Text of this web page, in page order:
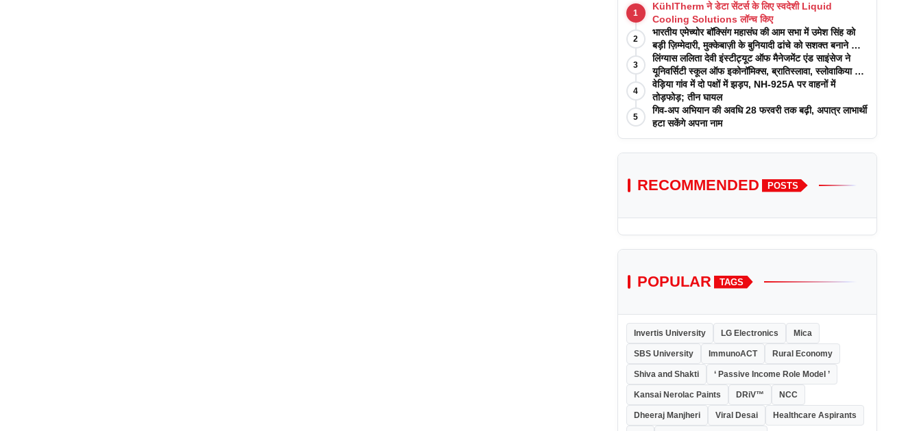
1
KühlTherm ने डेटा सेंटर्स के लिए स्वदेशी Liquid
Cooling Solutions लॉन्च किए
2
भारतीय एमेच्योर बॉक्सिंग महासंघ की आम सभा में उमेश सिंह को
बड़ी ज़िम्मेदारी, मुक्केबाज़ी के बुनियादी ढांचे को सशक्त बनाने का
वादा
3
लिंग्यास ललिता देवी इंस्टीट्यूट ऑफ मैनेजमेंट एंड साइंसेज ने
यूनिवर्सिटी स्कूल ऑफ इकोनॉमिक्स, ब्रातिस्लावा, स्लोवाकिया के
साथ अकादमिक पत्रिकाओं में प्रकाशन रणनीतियों पर एक
दिवसीय कार्यशाला का आयोजन किया
4
वेड़िया गांव में दो पक्षों में झड़प, NH-925A पर वाहनों में
तोड़फोड़; तीन घायल
5
गिव-अप अभियान की अवधि 28 फरवरी तक बढ़ी, अपात्र लाभार्थी
हटा सकेंगे अपना नाम
RECOMMENDED POSTS
POPULAR TAGS
Invertis University LG Electronics Mica
SBS University ImmunoACT Rural Economy
Shiva and Shakti ‘ Passive Income Role Model ’
Kansai Nerolac Paints DRiV™ NCC
Dheeraj Manjheri Viral Desai Healthcare Aspirants